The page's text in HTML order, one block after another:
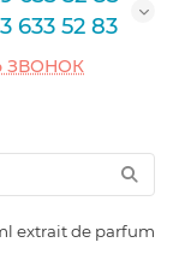
633 52 83
ЗВОНОК
extrait de parfum